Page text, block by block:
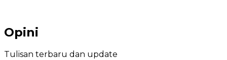
Opini
Tulisan terbaru dan update